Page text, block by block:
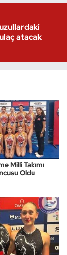
atacak
Milli Takımı
Oldu